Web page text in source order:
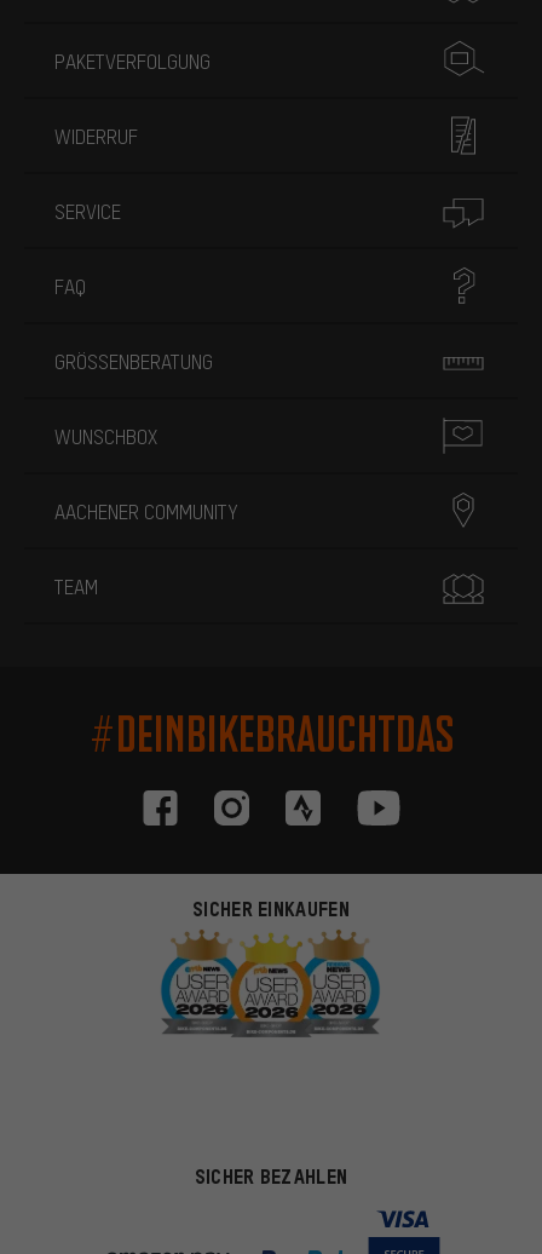
PAKETVERFOLGUNG
WIDERRUF
SERVICE
FAQ
GRÖSSENBERATUNG
WUNSCHBOX
AACHENER COMMUNITY
TEAM
#DEINBIKEBRAUCHTDAS
SICHER EINKAUFEN
SICHER BEZAHLEN